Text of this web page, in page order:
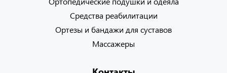
Средства реабилитации
Ортезы и бандажи для суставов
Массажеры